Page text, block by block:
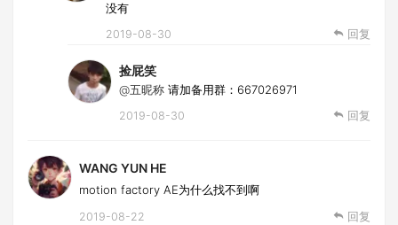
没有
2019-08-30 回复
捡屁笑
@五昵称 请加备用群：667026971
2019-08-30 回复
WANG YUN HE
motion factory AE为什么找不到啊
2019-08-22 回复